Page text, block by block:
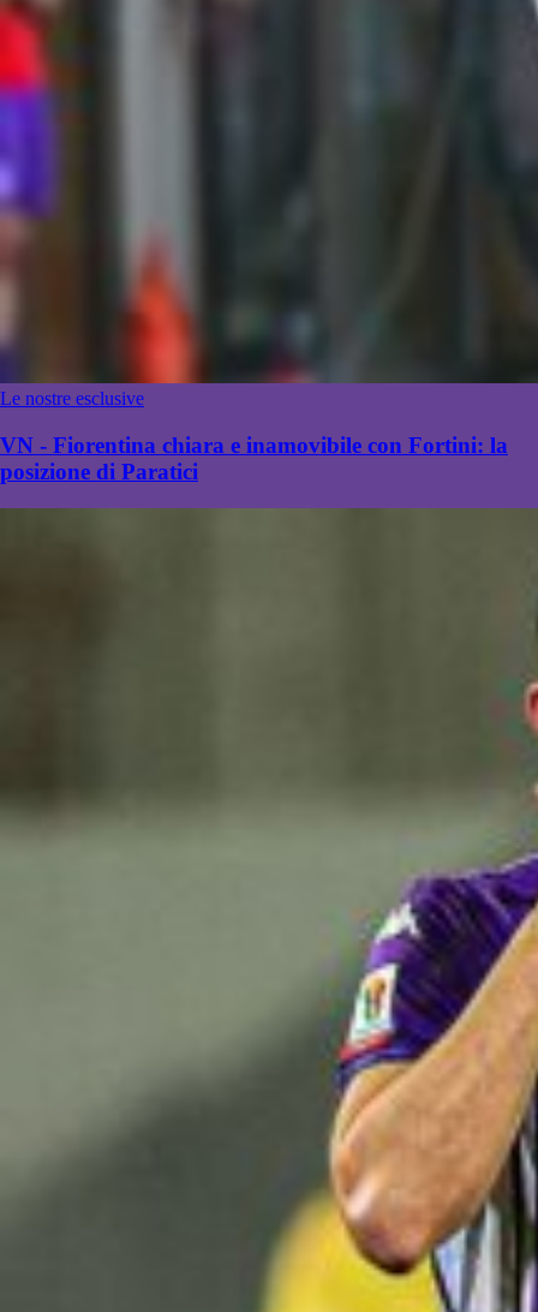
Le nostre esclusive
VN - Fiorentina chiara e inamovibile con Fortini: la
posizione di Paratici